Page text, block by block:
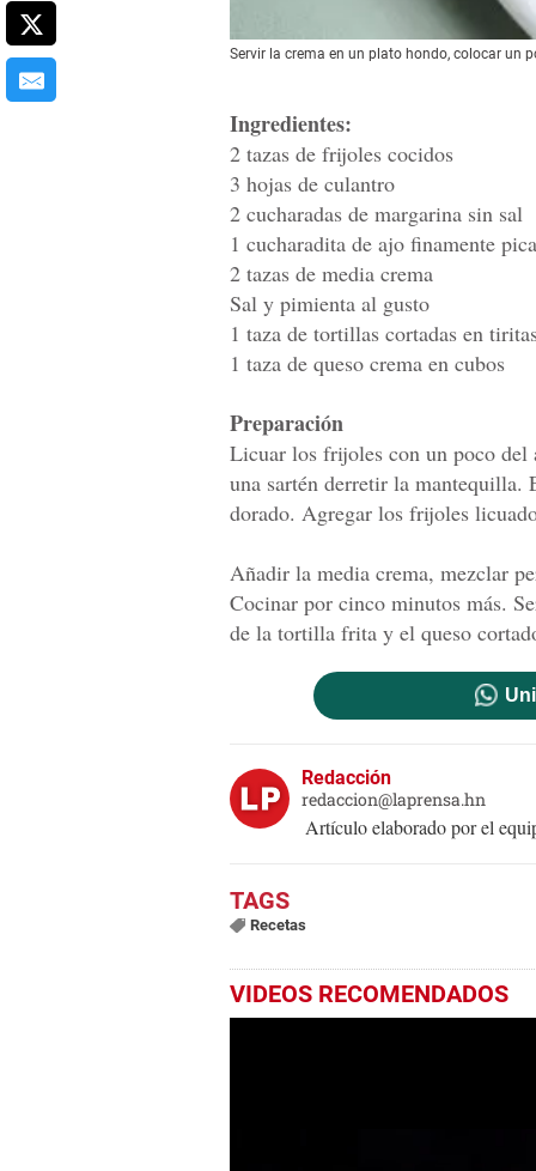
Servir la crema en un plato hondo, colocar un
Ingredientes:
2 tazas de frijoles cocidos
3 hojas de culantro
2 cucharadas de margarina sin sal
1 cucharadita de ajo finamente
2 tazas de media crema
Sal y pimienta al gusto
1 taza de tortillas cortadas en
1 taza de queso crema en cubos
Preparación
Licuar los frijoles con un poco del
una sartén derretir la mantequilla.
dorado. Agregar los frijoles
Añadir la media crema, mezclar
Cocinar por cinco minutos más.
de la tortilla frita y el queso
Redacción
redaccion@laprensa.hn
Artículo elaborado por el
Recetas
VIDEOS RECOMENDADOS